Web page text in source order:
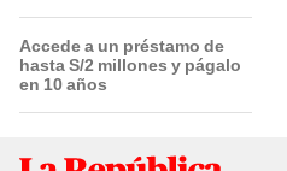
Accede a un préstamo de
hasta S/2 millones y págalo
en 10 años